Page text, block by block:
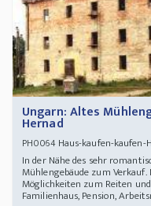
Ungarn: Altes
Hernad
PH0064Haus-kaufen-kaufen-
In der Nähe des sehr
Mühlengebäude zum
Möglichkeiten zum Reiten
Familienhaus, Pension,